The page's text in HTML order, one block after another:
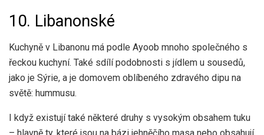
10. Libanonské
Kuchyně v Libanonu má podle Ayoob mnoho společného s
řeckou kuchyní. Také sdílí podobnosti s jídlem u sousedů,
jako je Sýrie, a je domovem oblíbeného zdravého dipu na
světě: hummusu.
I když existují také některé druhy s vysokým obsahem tuku